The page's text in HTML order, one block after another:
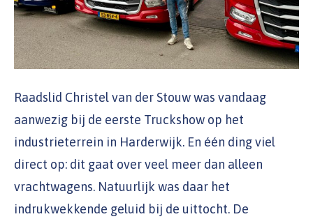
Raadslid Christel van der Stouw was vandaag
aanwezig bij de eerste Truckshow op het
industrieterrein in Harderwijk. En één ding viel
direct op: dit gaat over veel meer dan alleen
vrachtwagens. Natuurlijk was daar het
indrukwekkende geluid bij de uittocht. De